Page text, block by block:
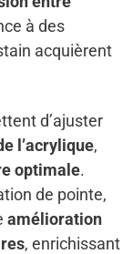
à des
acquièrent
d’ajuster
l’acrylique,
optimale.
de pointe,
amélioration
, enrichissant